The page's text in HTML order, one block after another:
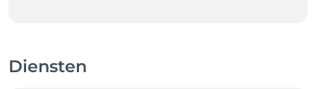
registreren via Facebook of een E-mailadres.
Diensten